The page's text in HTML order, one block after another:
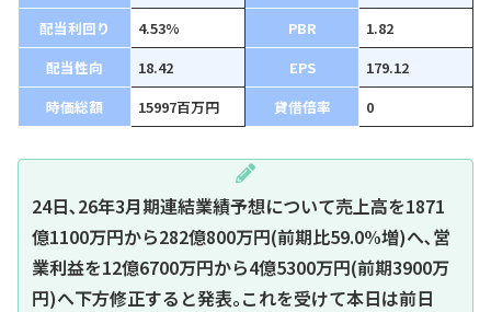
配当利回り
4.53% PBR
1.82
配当性向
18.42 EPS
179.12
時価総額
15997百万円 貸借倍率 0
24日､26年3月期連結業績予想について売上高を1871
億1100万円から282億800万円(前期比59.0%増)へ､営
業利益を12億6700万円から4億5300万円(前期3900万
円)へ下方修正すると発表｡これを受けて本日は前日